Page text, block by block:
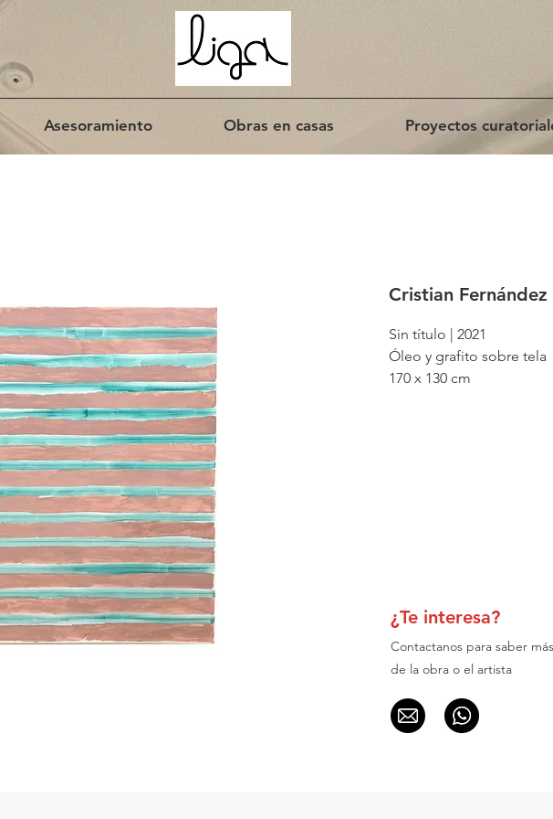
Asesoramiento Obras en casas Proyectos
Cristian
Sin título | 2021
Óleo y grafito sobre tela
170 x 130 cm
¿Te interesa?
Contactanos para saber más
de la obra o el artista